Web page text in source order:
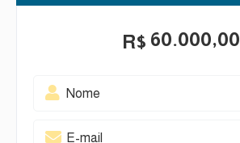
R$ 60.000,00